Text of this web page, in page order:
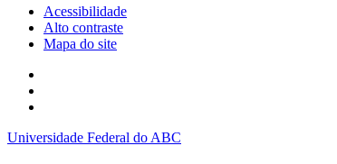
Acessibilidade
Alto contraste
Mapa do site
Universidade Federal do ABC